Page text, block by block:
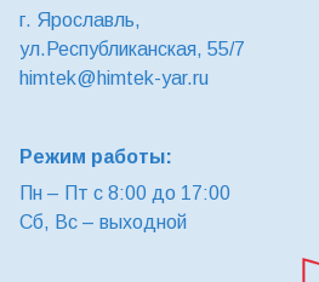
г. Ярославль,
ул.Республиканская, 55/7
himtek@himtek-yar.ru
Режим работы:
Пн – Пт с 8:00 до 17:00
Сб, Вс – выходной